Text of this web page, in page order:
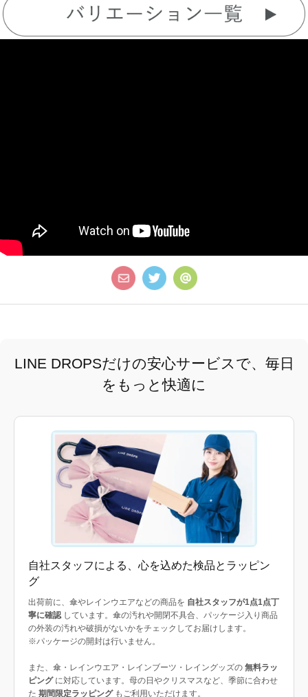
LINE DROPSだけの安心サービスで、毎日
をもっと快適に
自社スタッフによる、心を込めた検品とラッピン
グ
出荷前に、傘やレインウエアなどの商品を 自社スタッフが1点1点丁
寧に確認しています。傘の汚れや開閉不具合、パッケージ入り商品
の外装の汚れや破損がないかをチェックしてお届けします。
※パッケージの開封は行いません。
また、傘・レインウエア・レインブーツ・レイングッズの 無料ラッ
ピングに対応しています。母の日やクリスマスなど、季節に合わせ
た 期間限定ラッピングもご利用いただけます。